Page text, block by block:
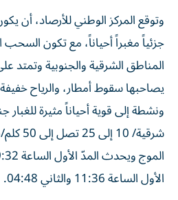
وتوقع المركز الوطني للأرصاد، أن
جزئياً مغبراً أحياناً، مع تكون
المناطق الشرقية والجنوبية وتمتد
يصاحبها سقوط أمطار، والرياح
ونشطة إلى قوية أحياناً مثيرة
الأول الساعة 11:36 والثاني 04:48.